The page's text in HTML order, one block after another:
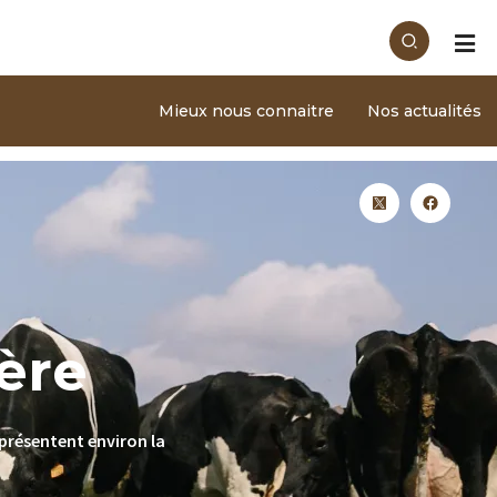
Mieux nous connaitre Nos actualités
environ la